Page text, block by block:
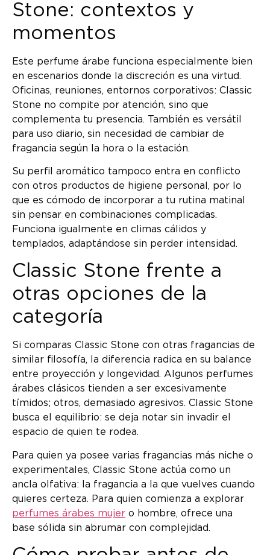
Stone: contextos y
momentos
Este perfume árabe funciona especialmente bien
en escenarios donde la discreción es una virtud.
Oficinas, reuniones, entornos corporativos: Classic
Stone no compite por atención, sino que
complementa tu presencia. También es versátil
para uso diario, sin necesidad de cambiar de
fragancia según la hora o la estación.
Su perfil aromático tampoco entra en conflicto
con otros productos de higiene personal, por lo
que es cómodo de incorporar a tu rutina matinal
sin pensar en combinaciones complicadas.
Funciona igualmente en climas cálidos y
templados, adaptándose sin perder intensidad.
Classic Stone frente a
otras opciones de la
categoría
Si comparas Classic Stone con otras fragancias de
similar filosofía, la diferencia radica en su balance
entre proyección y longevidad. Algunos perfumes
árabes clásicos tienden a ser excesivamente
tímidos; otros, demasiado agresivos. Classic Stone
busca el equilibrio: se deja notar sin invadir el
espacio de quien te rodea.
Para quien ya posee varias fragancias más niche o
experimentales, Classic Stone actúa como un
ancla olfativa: la fragancia a la que vuelves cuando
quieres certeza. Para quien comienza a explorar
perfumes árabes mujer o hombre, ofrece una
base sólida sin abrumar con complejidad.